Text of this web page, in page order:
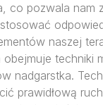
co pozwala nam
naszej
obejmuje techniki
nadgarstka.
prawidłową